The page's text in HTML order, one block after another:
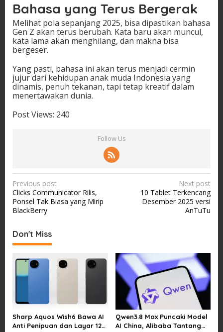
Bahasa yang Terus Bergerak
Melihat pola sepanjang 2025, bisa dipastikan bahasa
Gen Z akan terus berubah. Kata baru akan muncul,
kata lama akan menghilang, dan makna bisa
bergeser.
Yang pasti, bahasa ini akan terus menjadi cermin
jujur dari kehidupan anak muda Indonesia yang
dinamis, penuh tekanan, tapi tetap kreatif dalam
menertawakan dunia.
Post Views: 240
Follow Us
P
o
s
n
a
t
Previous post
Clicks Communicator Rilis,
Ponsel Tak Biasa yang Mirip
BlackBerry
Next post
10 Tablet Terkencang
Desember 2025 versi
AnTuTu
Don't Miss
Sharp Aquos Wish6 Bawa AI
Anti Penipuan dan Layar 120
Qwen3.8 Max Puncaki Model
AI China, Alibaba Tantang